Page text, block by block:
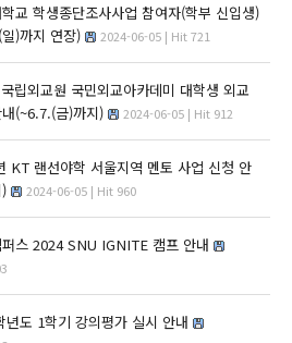
교 학생종단조사사업 참여자(학부 신입생)
)까지 연장)
2024-06-05 | Hit 721
립외교원 국민외교아카데미 대학생 외교
(~6.7.(금)까지)
2024-06-05 | Hit 912
KT 랜선야학 서울지역 멘토 사업 신청 안
2024-06-05 | Hit 960
스 2024 SNU IGNITE 캠프 안내
년도 1학기 강의평가 실시 안내